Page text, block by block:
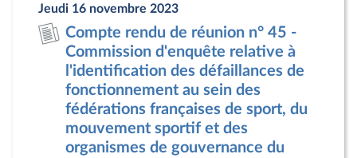
document
pdf
Jeudi 16 novembre 2023
Compte rendu de réunion n° 45 -
Commission d'enquête relative à
l'identification des défaillances de
fonctionnement au sein des
fédérations françaises de sport, du
mouvement sportif et des
organismes de gouvernance du